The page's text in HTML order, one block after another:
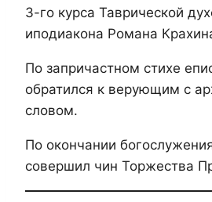
3-го курса Таврической
иподиакона Романа
По запричастном стихе
обратился к верующим с
словом.
По окончании
совершил чин Торжества